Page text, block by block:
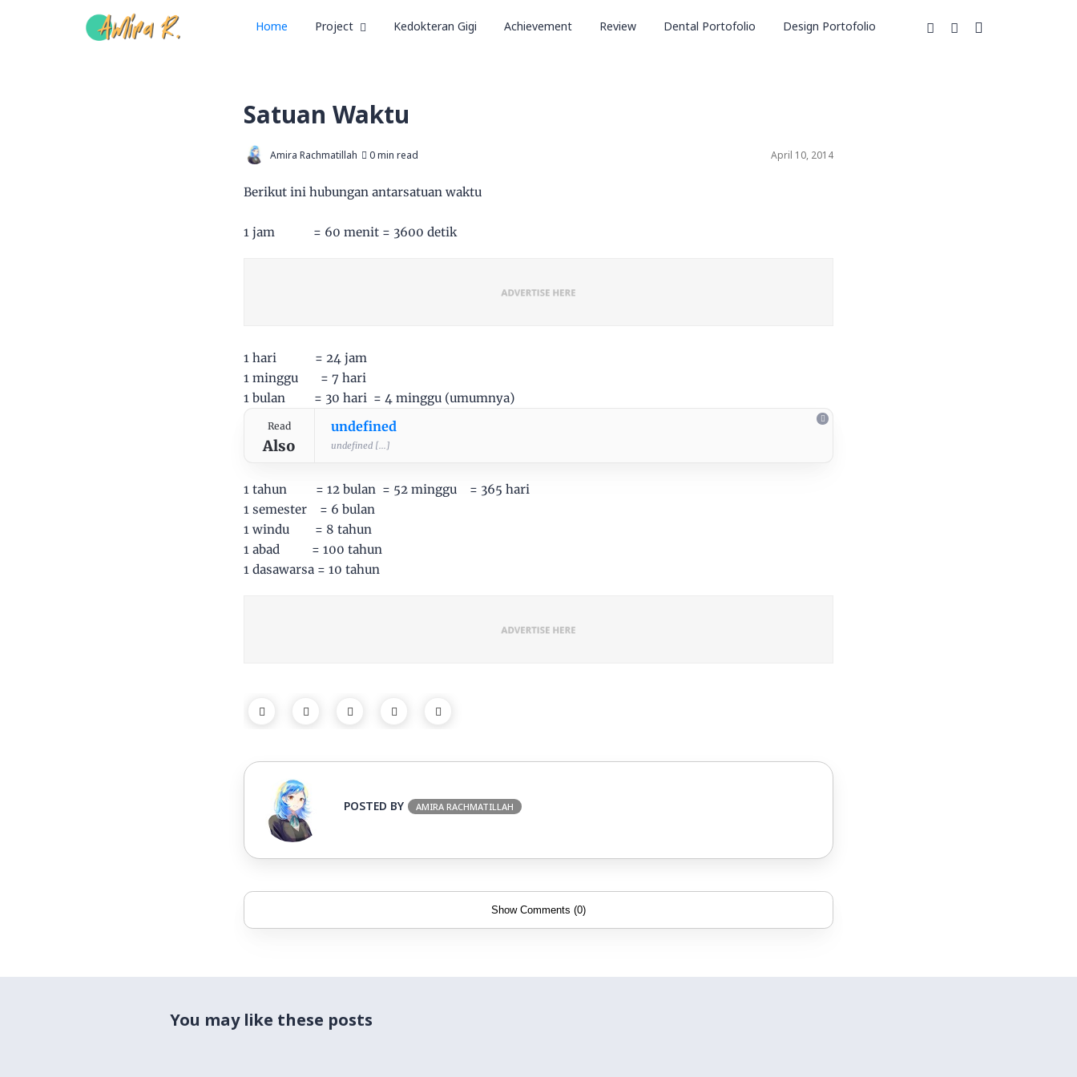
Home Project Kedokteran Gigi Achievement Review Dental Portofolio Design Portofolio
Satuan Waktu
Amira Rachmatillah 0 min read April 10, 2014
Berikut ini hubungan antarsatuan waktu
1 jam = 60 menit = 3600 detik
1 hari = 24 jam
1 minggu = 7 hari
1 bulan = 30 hari = 4 minggu (umumnya)
Read
Also
undefined
undefined [...]
1 tahun = 12 bulan = 52 minggu = 365 hari
1 semester = 6 bulan
1 windu = 8 tahun
1 abad = 100 tahun
1 dasawarsa = 10 tahun
POSTED BY AMIRA RACHMATILLAH
Show Comments (0)
You may like these posts